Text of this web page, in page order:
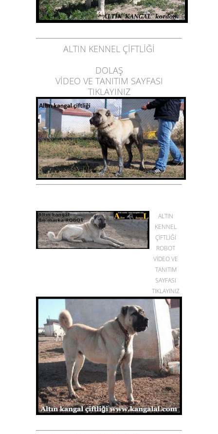
ALTIN KENNEL ÇİFTLİĞİ
DOLAŞ
VİDEO VE TANITIM SAYFASI
TIKLAYINIZ
ALTIN
KENNEL
ÇİFTLİĞİ
ROBOT
VİDEO VE
TANITIM
SAYFASI
TIKLAYINIZ